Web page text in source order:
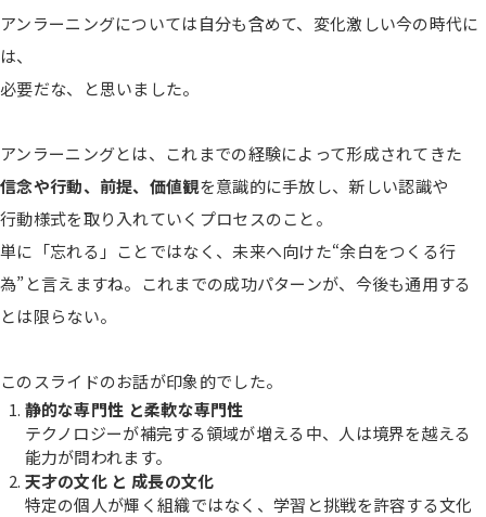
アンラーニングについては自分も含めて、変化激しい今の時代に
は、
必要だな、と思いました。
アンラーニングとは、これまでの経験によって形成されてきた
信念や行動、前提、価値観を意識的に手放し、新しい認識や
行動様式を取り入れていくプロセスのこと。
単に「忘れる」ことではなく、未来へ向けた“余白をつくる行
為”と言えますね。これまでの成功パターンが、今後も通用する
とは限らない。
このスライドのお話が印象的でした。
静的な専門性 と柔軟な専門性
テクノロジーが補完する領域が増える中、人は境界を越える
能力が問われます。
天才の文化 と 成長の文化
特定の個人が輝く組織ではなく、学習と挑戦を許容する文化